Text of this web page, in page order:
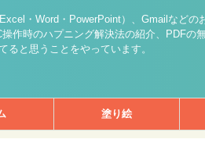
・Word・PowerPoint）、Gmailなどの
作時のハプニング解決法の紹介、PDFの
ると思うことをやっています。
塗り絵